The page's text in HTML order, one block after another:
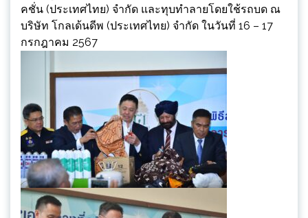
คชั่น (ประเทศไทย) จำกัด และทุบทำลายโดยใช้รถบด ณ
บริษัท โกลเด้นดีพ (ประเทศไทย) จำกัด ในวันที่ 16 – 17
กรกฎาคม 2567